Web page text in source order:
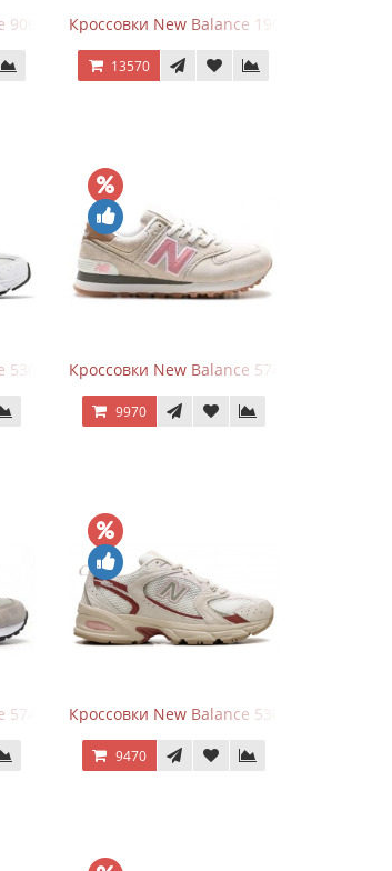
9060 Quartz Grey
Кроссовки New Balance 1906A Dragon
13570
530 White Silver Metallic
Кроссовки New Balance 574 Power Beige
9970
574 Silver Summer Fog
Кроссовки New Balance 530 Festival Pack
9470